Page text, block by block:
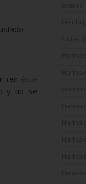
(en éste
y no se
comida
Fécula
Guías
Harina
Harina
Harina
Harina
Harina
Harina
Harina
Helados